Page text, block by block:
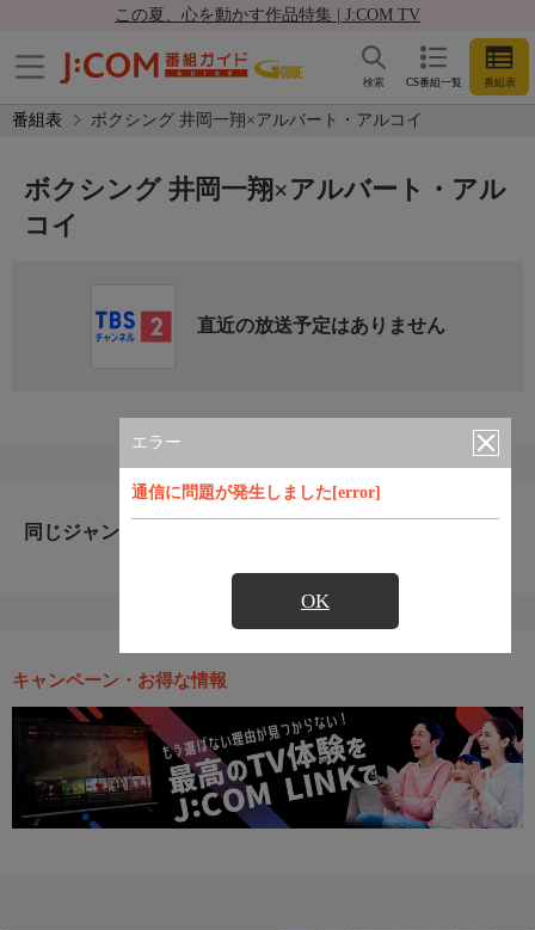
この夏、心を動かす作品特集 | J:COM TV
CS番組一覧 番組表
検索
番組表 ボクシング 井岡一翔×アルバート・アルコイ
エラー
通信に問題が発生しました[error]
OK
ボクシング 井岡一翔×アルバート・アル
コイ
直近の放送予定はありません
同じジャンルのおすすめ番組
キャンペーン・お得な情報